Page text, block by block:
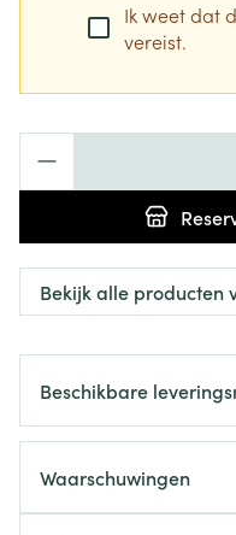
Ik weet dat
vereist.
Bekijk alle producten
Beschikbare
Waarschuwingen